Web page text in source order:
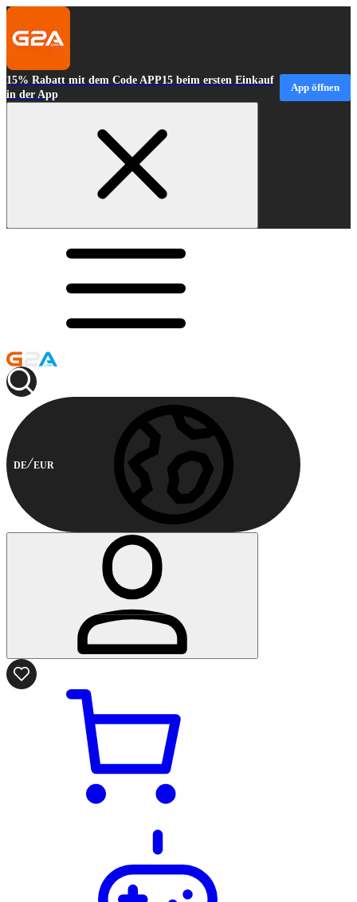
15% Rabatt mit dem Code APP15 beim ersten Einkauf
in der App
App öffnen
DE EUR